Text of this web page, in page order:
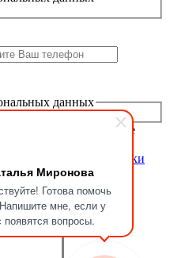
Миронова
Готова помочь
мне, если у
появятся вопросы.
данных
вам в ближайшее
Продолжить покупки